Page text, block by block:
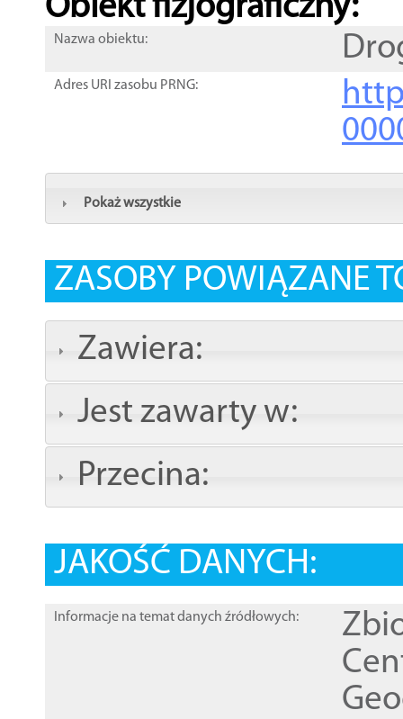
Obiekt fizjograficzny:
Nazwa obiektu:
Adres URI zasobu PRNG:
Pokaż wszystkie
ZASOBY POWIĄZANE
Zawiera:
Jest zawarty w:
Przecina:
JAKOŚĆ DANYCH:
Informacje na temat danych źródłowych: